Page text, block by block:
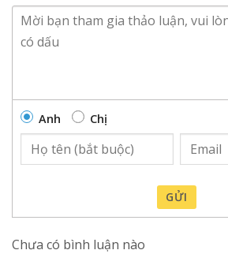
Anh Chị
GỬI
Chưa có bình luận nào